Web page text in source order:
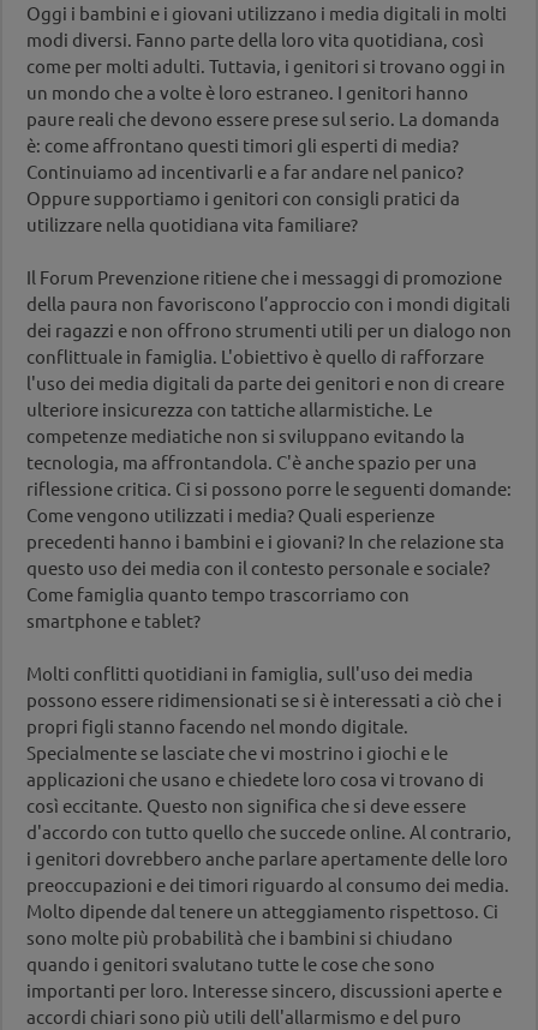
Oggi i bambini e i giovani utilizzano i media digitali in molti
modi diversi. Fanno parte della loro vita quotidiana, così
come per molti adulti. Tuttavia, i genitori si trovano oggi in
un mondo che a volte è loro estraneo. I genitori hanno
paure reali che devono essere prese sul serio. La domanda
è: come affrontano questi timori gli esperti di media?
Continuiamo ad incentivarli e a far andare nel panico?
Oppure supportiamo i genitori con consigli pratici da
utilizzare nella quotidiana vita familiare?
Il Forum Prevenzione ritiene che i messaggi di promozione
della paura non favoriscono l’approccio con i mondi digitali
dei ragazzi e non offrono strumenti utili per un dialogo non
conflittuale in famiglia. L'obiettivo è quello di rafforzare
l'uso dei media digitali da parte dei genitori e non di creare
ulteriore insicurezza con tattiche allarmistiche. Le
competenze mediatiche non si sviluppano evitando la
tecnologia, ma affrontandola. C'è anche spazio per una
riflessione critica. Ci si possono porre le seguenti domande:
Come vengono utilizzati i media? Quali esperienze
precedenti hanno i bambini e i giovani? In che relazione sta
questo uso dei media con il contesto personale e sociale?
Come famiglia quanto tempo trascorriamo con
smartphone e tablet?
Molti conflitti quotidiani in famiglia, sull'uso dei media
possono essere ridimensionati se si è interessati a ciò che i
propri figli stanno facendo nel mondo digitale.
Specialmente se lasciate che vi mostrino i giochi e le
applicazioni che usano e chiedete loro cosa vi trovano di
così eccitante. Questo non significa che si deve essere
d'accordo con tutto quello che succede online. Al contrario,
i genitori dovrebbero anche parlare apertamente delle loro
preoccupazioni e dei timori riguardo al consumo dei media.
Molto dipende dal tenere un atteggiamento rispettoso. Ci
sono molte più probabilità che i bambini si chiudano
quando i genitori svalutano tutte le cose che sono
importanti per loro. Interesse sincero, discussioni aperte e
accordi chiari sono più utili dell'allarmismo e del puro